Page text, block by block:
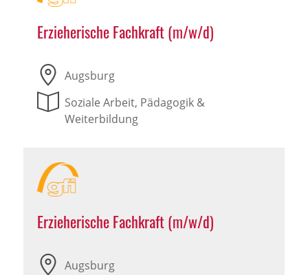
Erzieherische Fachkraft (m/w/d)
Augsburg
Soziale Arbeit, Pädagogik &
Weiterbildung
Erzieherische Fachkraft (m/w/d)
Augsburg